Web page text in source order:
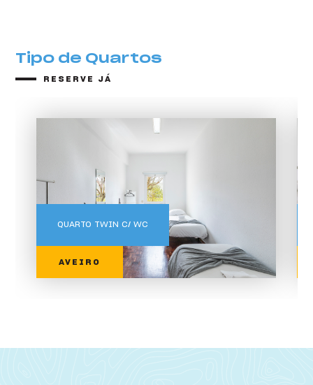
Tipo de Quartos
Tipo de Quartos
RESERVE JÁ
QUARTO TWIN C/ WC
AVEIRO